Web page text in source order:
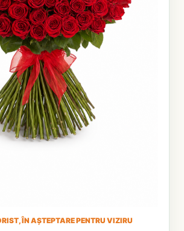
ÎN AȘTEPTARE PENTRU VIZIRU